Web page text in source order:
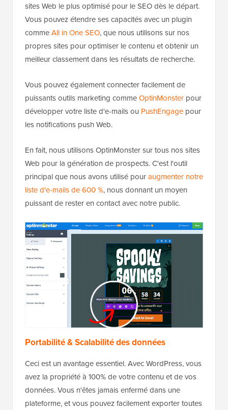
sites Web le plus optimisé pour le SEO dès le départ.
Vous pouvez étendre ses capacités avec un plugin
commeAll in One SEO, que nous utilisons sur nos
propres sites pour optimiser le contenu et obtenir un
meilleur classement dans les résultats de recherche.
Vous pouvez également connecter facilement de
puissants outils marketing commeOptinMonster pour
développer votre liste d'e-mails ou PushEngage pour
les notifications push Web.
En fait, nous utilisons OptinMonster sur tous nos sites
Web pour la génération de prospects. C'est l'outil
principal que nous avons utilisé pouraugmenter notre
liste d'e-mails de 600 %, nous donnant un moyen
puissant de rester en contact avec notre public.
Portabilité & Scalabilité des données
Ceci est un avantage essentiel. Avec WordPress, vous
avez la propriété à 100% de votre contenu et de vos
données. Vous n'êtes jamais enfermé dans une
plateforme, et vous pouvez facilement exporter toutes